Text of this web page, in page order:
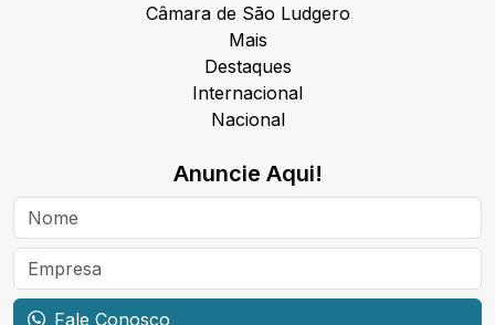
Câmara de São Ludgero
Mais
Destaques
Internacional
Nacional
Anuncie Aqui!
Fale Conosco